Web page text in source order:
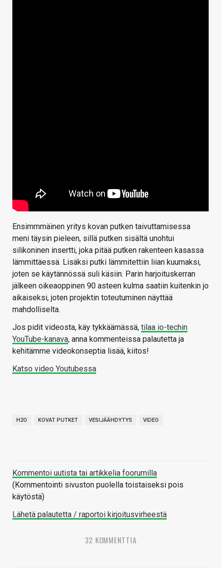
Ensimmmäinen yritys kovan putken taivuttamisessa
meni täysin pieleen, sillä putken sisältä unohtui
silikoninen insertti, joka pitää putken rakenteen kasassa
lämmittäessä. Lisäksi putki lämmitettiin liian kuumaksi,
joten se käytännössä suli käsiin. Parin harjoituskerran
jälkeen oikeaoppinen 90 asteen kulma saatiin kuitenkin jo
aikaiseksi, joten projektin toteutuminen näyttää
mahdolliselta.
Jos pidit videosta, käy tykkäämässä, tilaa io-techin
YouTube-kanava, anna kommenteissa palautetta ja
kehitämme videokonseptia lisää, kiitos!
Katso video Youtubessa
H2O KOVAT PUTKET VESIJÄÄHDYTYS VIDEO
Kommentoi uutista tai artikkelia foorumilla
(Kommentointi sivuston puolella toistaiseksi pois
käytöstä)
Lähetä palautetta / raportoi kirjoitusvirheestä
32 KOMMENTTIA